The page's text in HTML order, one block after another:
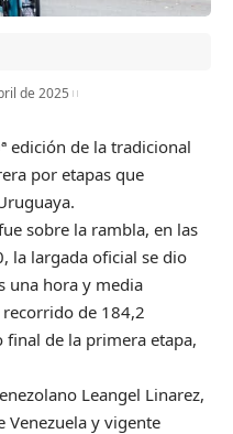
de 2025
edición de la tradicional
por etapas que
sobre la rambla, en las
la largada oficial se dio
una hora y media
de 184,2
de la primera etapa,
Leangel Linarez,
Venezuela y vigente